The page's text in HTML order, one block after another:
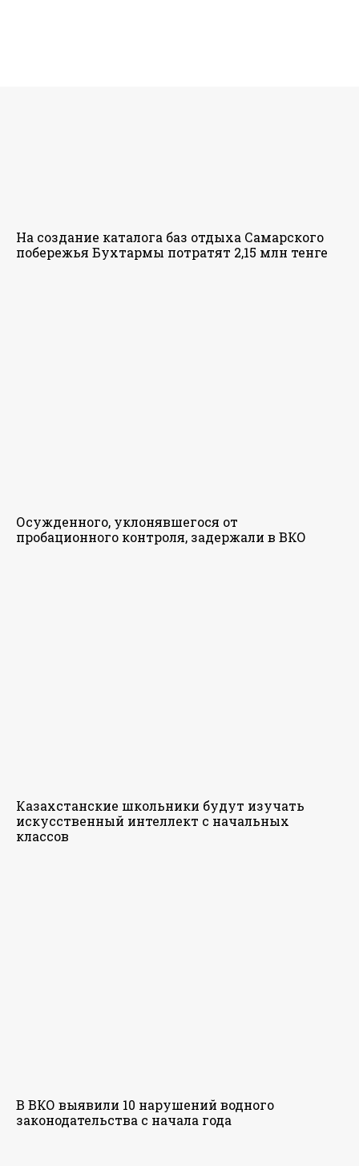
На создание каталога баз отдыха Самарского
побережья Бухтармы потратят 2,15 млн тенге
Осужденного, уклонявшегося от
пробационного контроля, задержали в ВКО
Казахстанские школьники будут изучать
искусственный интеллект с начальных
классов
В ВКО выявили 10 нарушений водного
законодательства с начала года